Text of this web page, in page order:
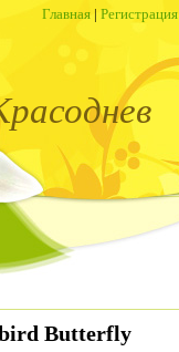
Главная | Регистрация
Butterfly